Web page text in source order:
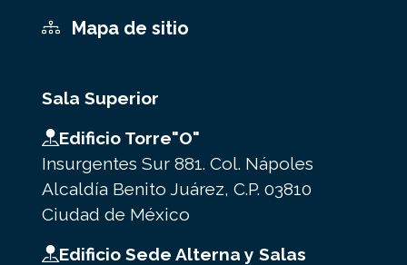
Mapa de sitio
Sala Superior
Edificio Torre"O"
Insurgentes Sur 881. Col. Nápoles
Alcaldía Benito Juárez, C.P. 03810
Ciudad de México
Edificio Sede Alterna y Salas